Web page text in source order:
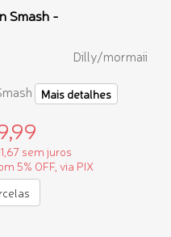
Smash -
Dilly/mormaii
Mais detalhes
sem juros
5% OFF, via PIX